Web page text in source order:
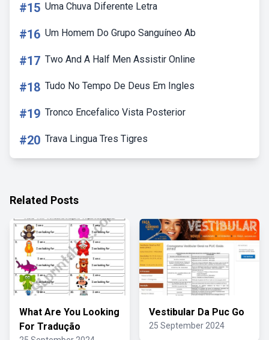
#15 Uma Chuva Diferente Letra
#16 Um Homem Do Grupo Sanguíneo Ab
#17 Two And A Half Men Assistir Online
#18 Tudo No Tempo De Deus Em Ingles
#19 Tronco Encefalico Vista Posterior
#20 Trava Lingua Tres Tigres
Related Posts
What Are You Looking
For Tradução
Vestibular Da Puc Go
25 September 2024